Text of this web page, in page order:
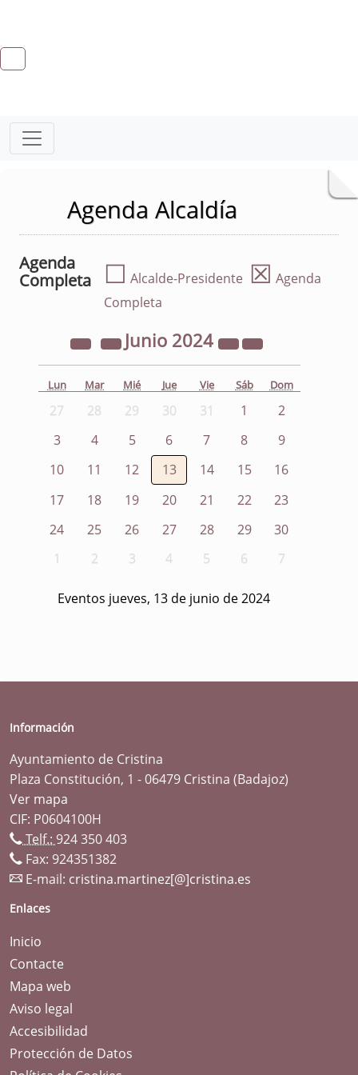
Agenda Alcaldía
Agenda
Completa
☐ Alcalde-Presidente ☒ Agenda
Completa
Junio 2024
Lun Mar Mié Jue Vie Sáb Dom
27 28 29 30 31 1
2
3
4 5 6 7 8
9
10
11 12 13 14 15
16
17
18 19 20 21 22
23
24
25 26 27 28 29
30
1
2 3 4 5 6 7
Eventos jueves, 13 de junio de 2024
Información
Ayuntamiento de Cristina
Plaza Constitución, 1 - 06479 Cristina (Badajoz)
Ver mapa
CIF: P0604100H
Telf.: 924 350 403
Fax: 924351382
E-mail: cristina.martinez[@]cristina.es
Enlaces
Inicio
Contacte
Mapa web
Aviso legal
Accesibilidad
Protección de Datos